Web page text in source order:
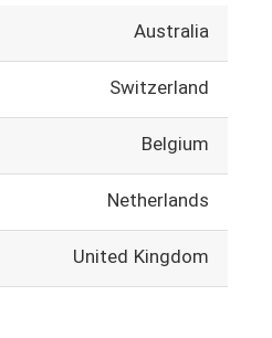
Australia
Switzerland
Belgium
Netherlands
United Kingdom